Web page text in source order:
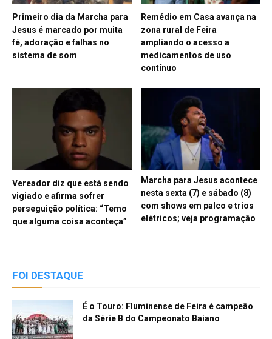
Primeiro dia da Marcha para
Jesus é marcado por muita
fé, adoração e falhas no
sistema de som
Remédio em Casa avança na
zona rural de Feira
ampliando o acesso a
medicamentos de uso
contínuo
Vereador diz que está sendo
vigiado e afirma sofrer
perseguição política: “Temo
que alguma coisa aconteça”
Marcha para Jesus acontece
nesta sexta (7) e sábado (8)
com shows em palco e trios
elétricos; veja programação
FOI DESTAQUE
É o Touro: Fluminense de Feira é campeão
da Série B do Campeonato Baiano